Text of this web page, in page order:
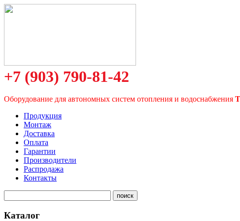
+7 (903) 790-81-42
Оборудование для автономных систем отопления и водоснабжения
Продукция
Монтаж
Доставка
Оплата
Гарантии
Производители
Распродажа
Контакты
Каталог